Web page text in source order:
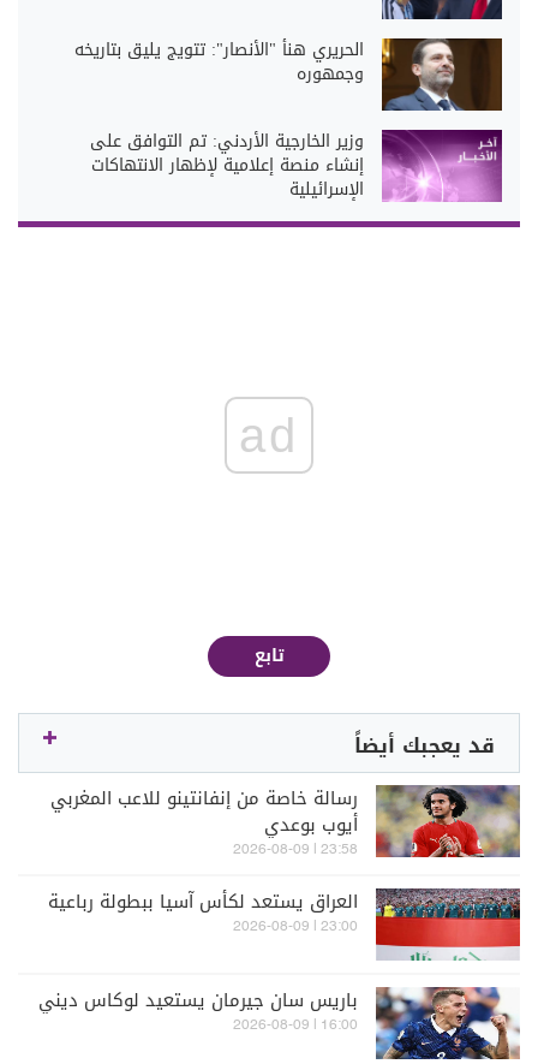
الحريري هنأ "الأنصار": تتويج يليق بتاريخه
وجمهوره
وزير الخارجية الأردني: تم التوافق على
إنشاء منصة إعلامية لإظهار الانتهاكات
الإسرائيلية
ad
تابع
قد يعجبك أيضاً
رسالة خاصة من إنفانتينو للاعب المغربي
أيوب بوعدي
23:58 | 2026-08-09
العراق يستعد لكأس آسيا ببطولة رباعية
23:00 | 2026-08-09
باريس سان جيرمان يستعيد لوكاس ديني
16:00 | 2026-08-09